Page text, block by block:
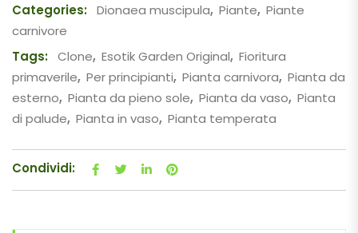
Categories: Dionaea muscipula, Piante, Piante
carnivore
Tags: Clone, Esotik Garden Original, Fioritura
primaverile, Per principianti, Pianta carnivora, Pianta da
esterno, Pianta da pieno sole, Pianta da vaso, Pianta
di palude, Pianta in vaso, Pianta temperata
Condividi: